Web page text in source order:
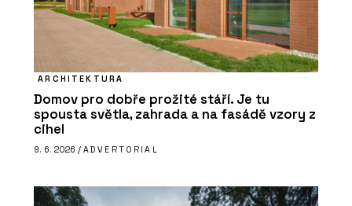
ARCHITEKTURA
Domov pro dobře prožité stáří. Je tu
spousta světla, zahrada a na fasádě vzory z
cihel
9. 6. 2026 / ADVERTORIAL